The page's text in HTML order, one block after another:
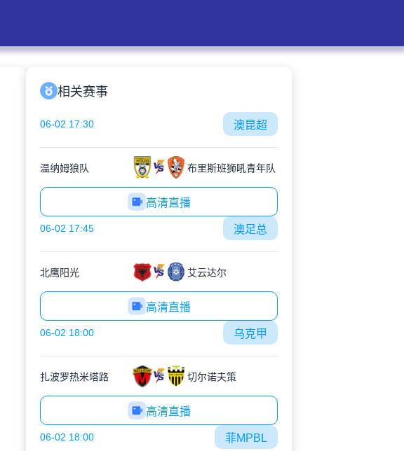
相关赛事
06-02 17:30 澳昆超
温纳姆狼队 布里斯班狮吼青年队
高清直播
06-02 17:45 澳足总
北鹰阳光 艾云达尔
高清直播
06-02 18:00 乌克甲
扎波罗热米塔路 切尔诺夫策
高清直播
06-02 18:00 菲MPBL